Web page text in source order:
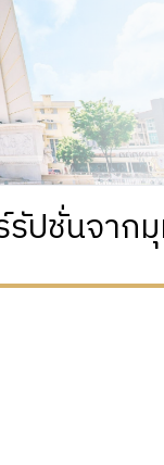
ชั่นจากมุ